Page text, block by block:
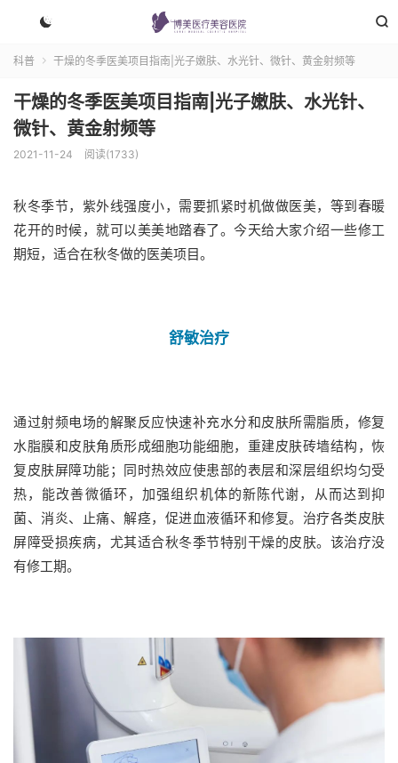


科普  干燥的冬季医美项目指南|光子嫩肤、水光针、微针、黄金射频等
干燥的冬季医美项目指南|光子嫩肤、水光针、
微针、黄金射频等
2021-11-24 阅读(1733)
秋冬季节，紫外线强度小，需要抓紧时机做做医美，等到春暖
花开的时候，就可以美美地踏春了。今天给大家介绍一些修工
期短，适合在秋冬做的医美项目。
舒敏治疗
通过射频电场的解聚反应快速补充水分和皮肤所需脂质，修复
水脂膜和皮肤角质形成细胞功能细胞，重建皮肤砖墙结构，恢
复皮肤屏障功能；同时热效应使患部的表层和深层组织均匀受
热，能改善微循环，加强组织机体的新陈代谢，从而达到抑
菌、消炎、止痛、解痉，促进血液循环和修复。治疗各类皮肤
屏障受损疾病，尤其适合秋冬季节特别干燥的皮肤。该治疗没
有修工期。